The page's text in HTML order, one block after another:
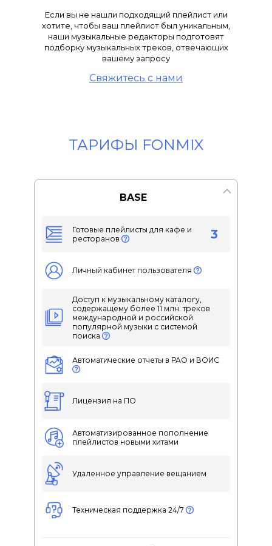
Если вы не нашли подходящий плейлист или
хотите, чтобы ваш плейлист был уникальным,
наши музыкальные редакторы подготовят
подборку музыкальных треков, отвечающих
вашему запросу
Свяжитесь с нами
ТАРИФЫ FONMIX
BASE
Готовые плейлисты для кафе и
ресторанов
3
Личный кабинет пользователя
Доступ к музыкальному каталогу,
содержащему более 11 млн. треков
международной и российской
популярной музыки с системой
поиска
Автоматические отчеты в РАО и ВОИС
Лицензия на ПО
Автоматизированное пополнение
плейлистов новыми хитами
Удаленное управление вещанием
Техническая поддержка 24/7